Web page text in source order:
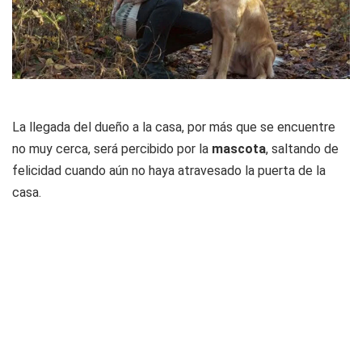
La llegada del dueño a la casa, por más que se encuentre
no muy cerca, será percibido por la mascota, saltando de
felicidad cuando aún no haya atravesado la puerta de la
casa.